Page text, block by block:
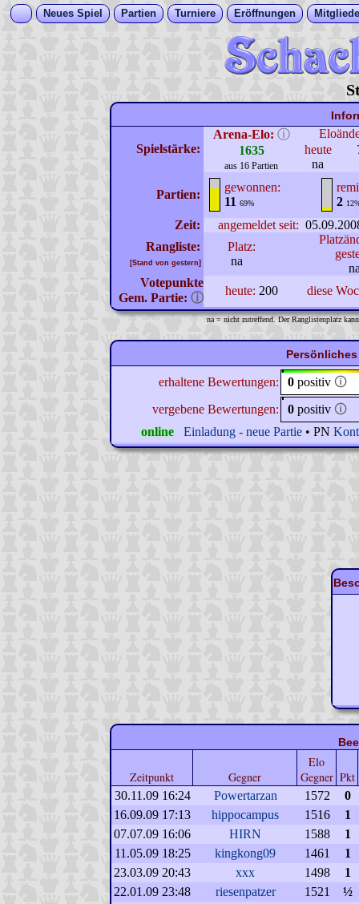
Neues Spiel Partien Turniere Eröffnungen
Spielstärke:
Arena-Elo: ⓘ
1635
aus 16 Partien
heute
na
Partien:
gewonnen:
11 69%
2
Zeit: angemeldet seit:
Rangliste:
[Stand von gestern]
Platz:
na
Votepunkte
Gem. Partie: ⓘ
heute: 200 diese
na = nicht zutreffend. Der Ranglistenplatz
erhaltene Bewertungen: 0 positiv 🛈
vergebene Bewertungen:
0 positiv 🛈
online
Einladung - neue Partie• PN
Zeitpunkt Gegner
Elo
Gegner Pkt
30.11.09 16:24 Powertarzan 1572
0
16.09.09 17:13
hippocampus 1516
1
07.07.09 16:06
HIRN 1588
1
11.05.09 18:25
kingkong09 1461
1
23.03.09 20:43
xxx 1498
1
22.01.09 23:48
riesenpatzer 1521
½